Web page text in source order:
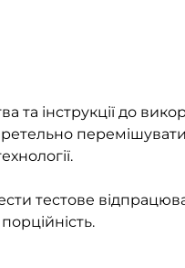
та інструкції до
тестове